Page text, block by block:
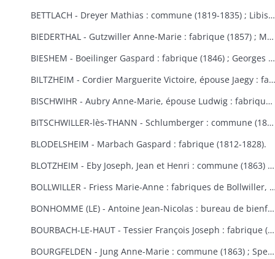
BETTLACH - Dreyer Mathias : commune (1819-1835) ; Libis Anne-Marie : fabrique (1854) ; Springenfeld Jacques : commune (1819).
BIEDERTHAL - Gutzwiller Anne-Marie : fabrique (1857) ; Martin Jacques : fabrique et école (1848).
BIESHEM - Boeilinger Gaspard : fabrique (1846) ; Georges Agathe : fabrique (1852) ; Kuettler Marie-Anne, épouse Studer : fabrique (1828) ; Meglin Isidore : fabrique (1847) ; Schmitt Marie-Anne, épouse Gamp : fabrique (1841).
BILTZHEIM - Cordier Marguerite Victoire, épouse Jaegy : fabrique (1851).
BISCHWIHR - Aubry Anne-Marie, épouse Ludwig : fabrique (1854-1858) ; Broly Joseph : fabrique (1848) ; Frich Marie-Madeleine : fabrique (1852) ; Jourdain Marie-Claire, épouse Helmlinger : fabrique (1857-1860) ; Steib Mathias : commune (1852).
BITSCHWILLER-lès-THANN - Schlumberger : commune (1867).
BLODELSHEIM - Marbach Gaspard : fabrique (1812-1828).
BLOTZHEIM - Eby Joseph, Jean et Henri : commune (1863) ; Hertzog Jean Antoine : bureau de bienfaisance (1851) ; Moser Ursule : fabrique (1851) ; Rein Madeleine et Rein ?, épouse Berra : bureau de bienfaisance (1862-1867) ; Schermesser Guillaume : pauvres (1853) ; Thannberger Jean : commune (1861) ; Verger (de) Jean-Baptiste et de Noël Annette, épouse de Verger : pauvres (1853).
BOLLWILLER - Friess Marie-Anne : fabriques de Bollwiller, de Feldkirch et de Soultzmatt (1864).
BONHOMME (LE) - Antoine Jean-Nicolas : bureau de bienfaisance (1862-1865) ; Cowreau Jean-Baptiste : fabrique (1846-1857) ; Herque Marie, épouse Jeanclaude : commune (1855) ; Humbert Jean-Baptiste : fabrique (1859) ; Simon Jean-Baptiste (1846) ; Vautrinot Marie-Marguerite, épouse Sitte : pauvres (1853).
BOURBACH-LE-HAUT - Tessier François Joseph : fabrique (1853).
BOURGFELDEN - Jung Anne-Marie : commune (1863) ; Spenlihauer Christophe : commune (1869).